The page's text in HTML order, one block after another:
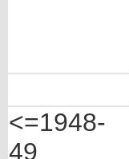
<=1948-
49